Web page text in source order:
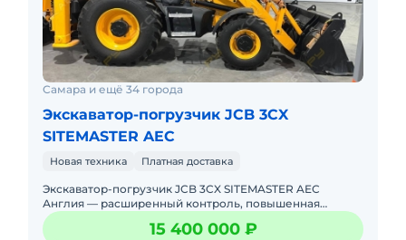
Самара и ещё 34 города
Экскаватор-погрузчик JCB 3CX
SITEMASTER AEC
Новая техника Платная доставка
Экскаватор-погрузчик JCB 3CX SITEMASTER AEC
Англия — расширенный контроль, повышенная
эффективность на объекте! Новый. Можно в лизинг.
Цена С НДС.Полная д15 400 000 ₽